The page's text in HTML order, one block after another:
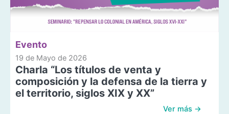
Evento
19 de Mayo de 2026
Charla “Los títulos de venta y
composición y la defensa de la tierra y
el territorio, siglos XIX y XX”
Ver más →